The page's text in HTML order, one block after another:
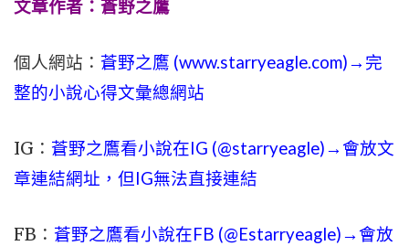
文章作者：蒼野之鷹
個人網站： 蒼野之鷹 (www.starryeagle.com)→完
整的小說心得文彙總網站
IG： 蒼野之鷹看小說在IG (@starryeagle)→會放文
章連結網址，但IG無法直接連結
FB： 蒼野之鷹看小說在FB (@Estarryeagle)→會放